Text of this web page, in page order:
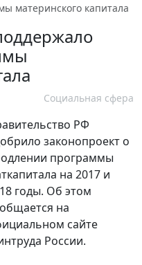
материнского капитала
Социальная сфера
РФ
законопроект о
программы
на 2017 и
годы. Об этом
на
сайте
России.